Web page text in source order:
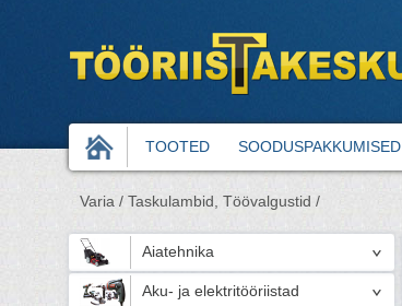
TOOTED SOODUSPAKKUMISED
Varia / Taskulambid, Töövalgustid /
Aiatehnika
Aku- ja elektritööriistad